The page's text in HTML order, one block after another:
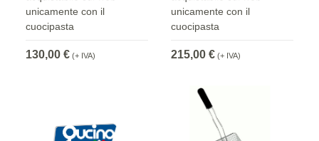
unicamente con il
cuocipasta
130,00 € (+ IVA)
unicamente con il
cuocipasta
215,00 € (+ IVA)